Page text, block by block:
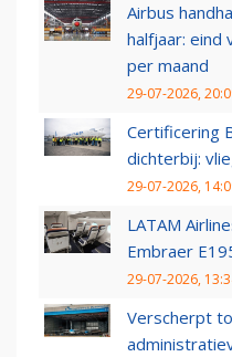
Airbus
halfjaar: eind
per maand
29-07-2026,
Certificering
dichterbij:
29-07-2026,
LATAM
Embraer
29-07-2026,
Verscherpt